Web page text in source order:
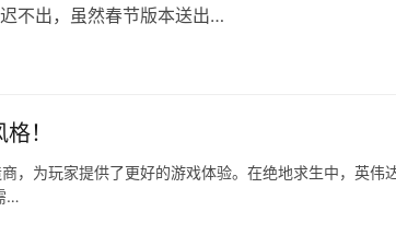
不出，虽然春节版本送出…
！
，为玩家提供了更好的游戏体验。在绝地求生中，英伟
…